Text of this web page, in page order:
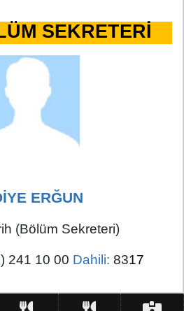
SEKRETERİ
ERĞUN
(Bölüm Sekreteri)
241 10 00 Dahili: 8317